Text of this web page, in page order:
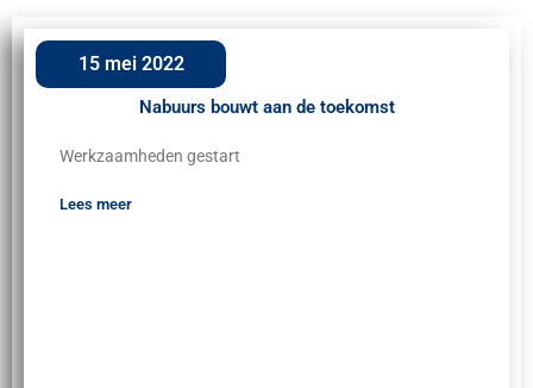
15 mei 2022
Nabuurs bouwt aan de toekomst
Werkzaamheden gestart
Lees meer